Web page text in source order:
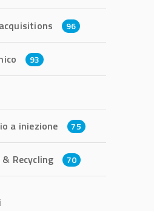
96
93
a iniezione 75
Recycling 70